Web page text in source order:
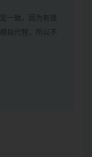
一致，因为有很
拟代替，所以不